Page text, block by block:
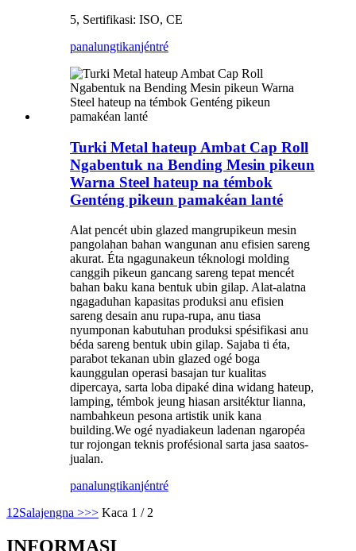
5, Sertifikasi: ISO, CE
panalungtikanjéntré
Turki Metal hateup Ambat Cap Roll
Ngabentuk na Bending Mesin pikeun
Warna Steel hateup na témbok
Genténg pikeun pamakéan lanté
Alat pencét ubin glazed mangrupikeun mesin
pangolahan bahan wangunan anu efisien sareng
akurat. Éta ngagunakeun téknologi molding
canggih pikeun gancang sareng tepat mencét
bahan baku kana bentuk ubin gilap. Alat-alatna
ngagaduhan kapasitas produksi anu efisien
sareng desain anu rupa-rupa, anu tiasa
nyumponan kabutuhan produksi spésifikasi anu
béda sareng bentuk ubin gilap. Sajaba ti éta,
parabot tekanan ubin glazed ogé boga
kaunggulan operasi basajan tur kualitas
dipercaya, sarta loba dipaké dina widang hateup,
lamping, témbok jeung hiasan arsitéktur lianna,
nambahkeun pesona artistik unik kana
building.We ogé nyadiakeun ladenan ngaropéa
tur rojongan teknis profésional sarta jasa saatos-
jualan.
panalungtikanjéntré
12Salajengna >>> Kaca 1 / 2
INFORMASI